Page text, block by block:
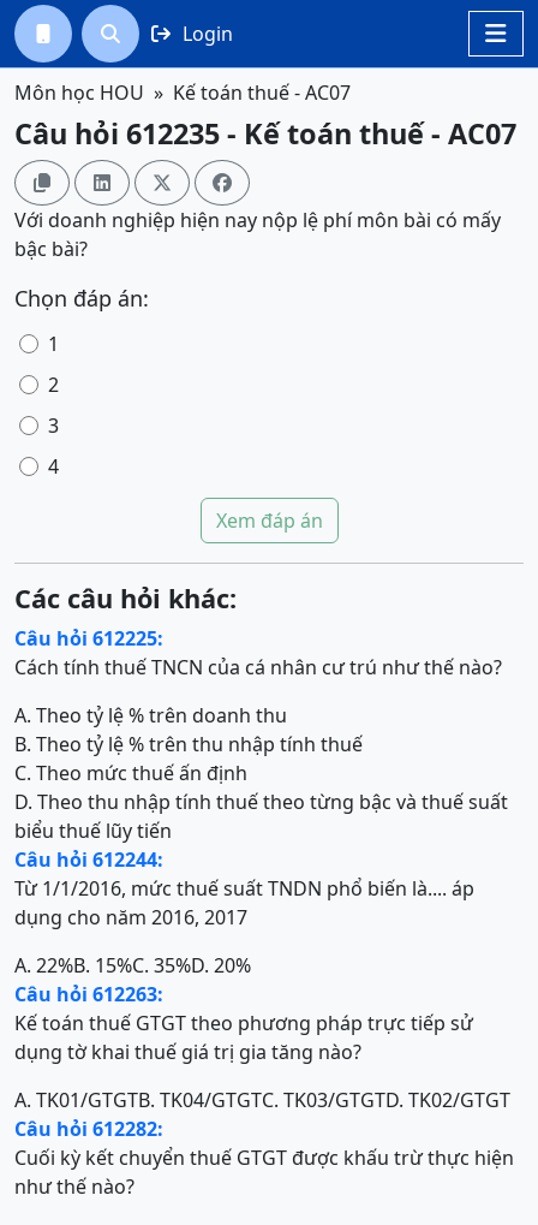

  Login
Môn học HOU Kế toán thuế - AC07
Câu hỏi 612235 - Kế toán thuế - AC07
   
Với doanh nghiệp hiện nay nộp lệ phí môn bài có mấy
bậc bài?
Chọn đáp án:
1
2
3
4
Xem đáp án
Các câu hỏi khác:
Câu hỏi 612225:
Cách tính thuế TNCN của cá nhân cư trú như thế nào?
A. Theo tỷ lệ % trên doanh thu
B. Theo tỷ lệ % trên thu nhập tính thuế
C. Theo mức thuế ấn định
D. Theo thu nhập tính thuế theo từng bậc và thuế suất
biểu thuế lũy tiến
Câu hỏi 612244:
Từ 1/1/2016, mức thuế suất TNDN phổ biến là.... áp
dụng cho năm 2016, 2017
A. 22%B. 15%C. 35%D. 20%
Câu hỏi 612263:
Kế toán thuế GTGT theo phương pháp trực tiếp sử
dụng tờ khai thuế giá trị gia tăng nào?
A. TK01/GTGTB. TK04/GTGTC. TK03/GTGTD. TK02/GTGT
Câu hỏi 612282:
Cuối kỳ kết chuyển thuế GTGT được khấu trừ thực hiện
như thế nào?